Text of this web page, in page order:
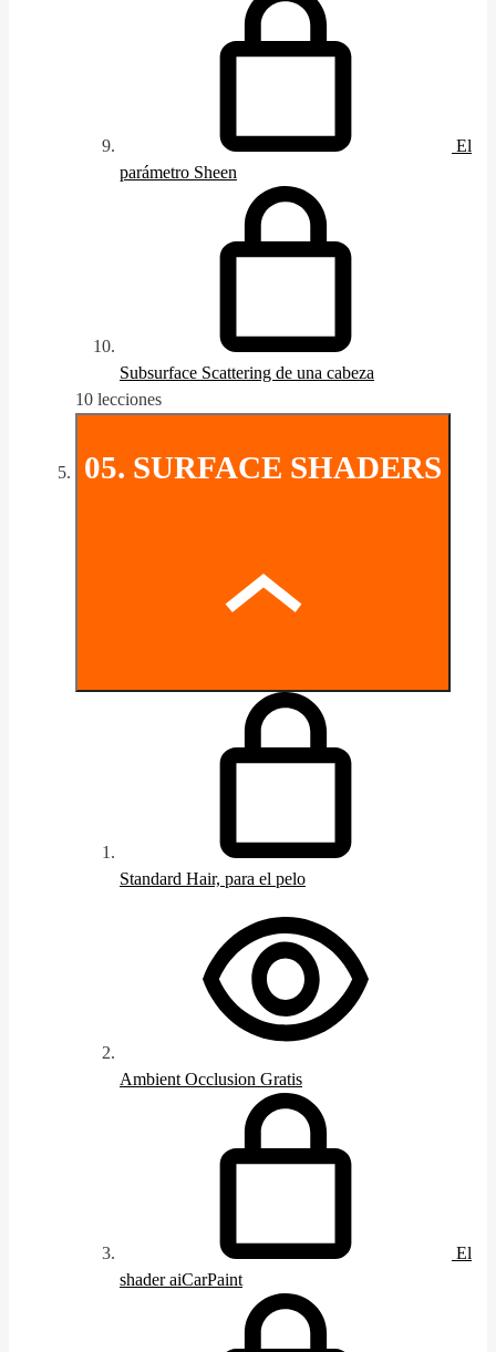
El
parámetro Sheen
Subsurface Scattering de una cabeza
10 lecciones
05. SURFACE SHADERS
Standard Hair, para el pelo
Ambient Occlusion Gratis
El
shader aiCarPaint